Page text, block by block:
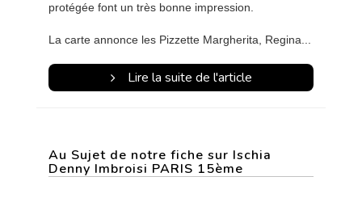
protégée font un très bonne impression.
La carte annonce les Pizzette Margherita, Regina...
Lire la suite de l'article
Au Sujet de notre fiche sur Ischia
Denny Imbroisi PARIS 15ème